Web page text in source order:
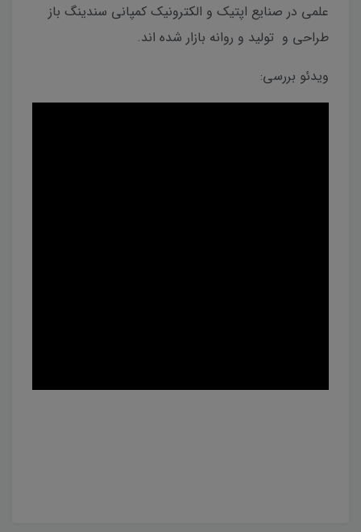
علمی در صنایع اپتیک و الکترونیک کمپانی سندینگ باز
طراحی و تولید و روانه بازار شده اند.
ویدئو بررسی: